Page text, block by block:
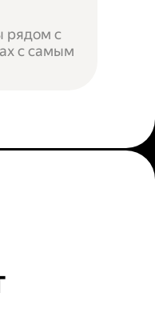
рядом с
с самым